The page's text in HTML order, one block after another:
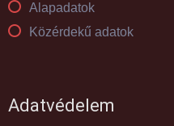
Alapadatok
Közérdekű adatok
Adatvédelem